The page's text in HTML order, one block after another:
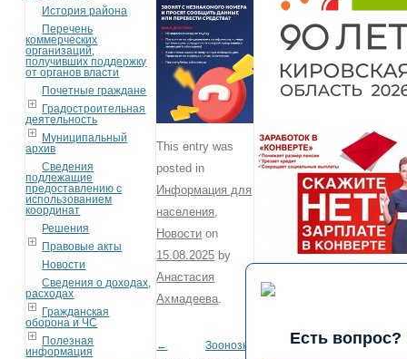
История района
Перечень
коммерческих
организаций,
получивших поддержку
от органов власти
Почетные граждане
Градостроительная
деятельность
Муниципальный
архив
Сведения
подлежащие
предоставлению с
использованием
координат
Решения
Правовые акты
Новости
Сведения о доходах,
расходах
Гражданская
оборона и ЧС
Полезная
информация
This entry was
posted in
Информация для
населения
Новости on
15.08.2025 by
Анастасия
Ахмадеева
Post navigation
←
Зоонозные
Есть вопрос?